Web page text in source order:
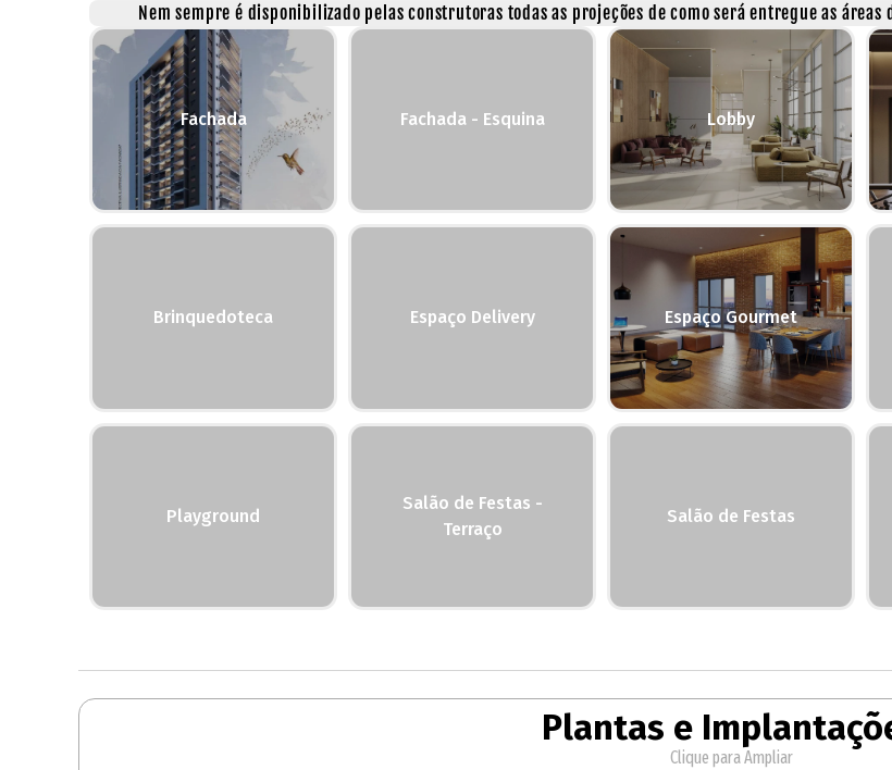
Nem sempre é disponibilizado pelas construtoras todas as projeções de como será entregue as
Fachada Fachada - Esquina Lobby
Brinquedoteca Espaço Delivery Espaço Gourmet
Playground
Salão de Festas -
Terraço
Salão de Festas
Plantas e
Clique para Ampliar